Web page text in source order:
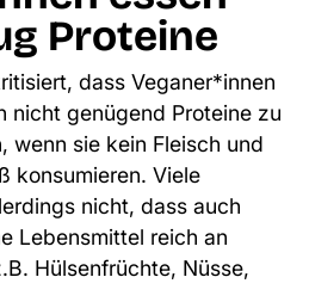
Proteine
dass Veganer*innen
nicht genügend Proteine zu
wenn sie kein Fleisch und
konsumieren. Viele
nicht, dass auch
Lebensmittel reich an
Hülsenfrüchte, Nüsse,